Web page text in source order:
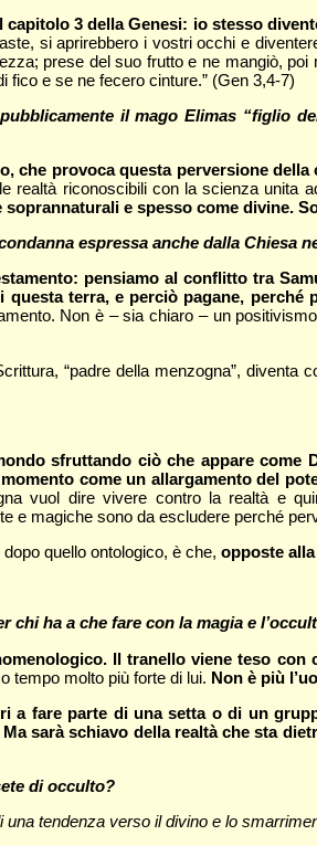
capitolo 3 della Genesi: io stesso
si aprirebbero i vostri occhi e
prese del suo frutto e ne mangiò,
fico e se ne fecero cinture.” (Gen 3,4-7)
il mago Elimas “figlio
che provoca questa perversione
realtà riconoscibili con la scienza unita
soprannaturali e spesso come divine.
espressa anche dalla Chiesa
pensiamo al conflitto tra
terra, e perciò pagane, perché
Non è – sia chiaro – un
“padre della menzogna”,
sfruttando ciò che appare
come un allargamento del
vuol dire vivere contro la realtà e
e magiche sono da escludere perché
quello ontologico, è che, opposte
chi ha a che fare con la magia e
Il tranello viene teso
tempo molto più forte di lui. Non è più
a fare parte di una setta o di un
Ma sarà schiavo della realtà che sta
di occulto?
una tendenza verso il divino e lo